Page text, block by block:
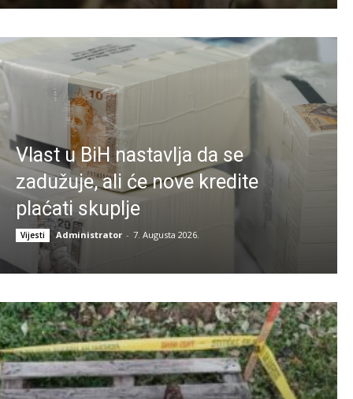
Vlast u BiH nastavlja da se
zadužuje, ali će nove kredite
plaćati skuplje
Vijesti Administrator - 7. Augusta 2026.